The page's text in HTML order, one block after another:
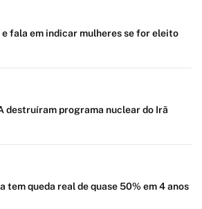
fala em indicar mulheres se for eleito
destruíram programa nuclear do Irã
tem queda real de quase 50% em 4 anos